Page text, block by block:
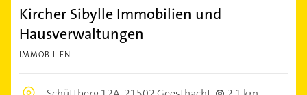
Kircher Sibylle Immobilien und
Hausverwaltungen
IMMOBILIEN